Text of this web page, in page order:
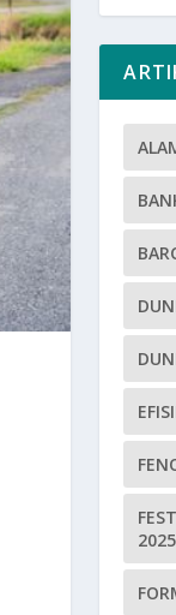
2025